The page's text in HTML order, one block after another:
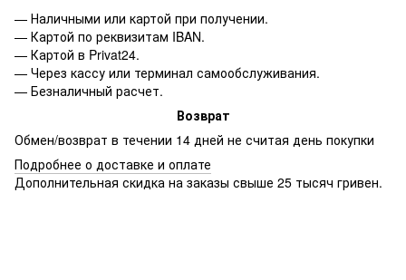
— Наличными или картой при получении.
— Картой по реквизитам IBAN.
— Картой в Privat24.
— Через кассу или терминал самообслуживания.
— Безналичный расчет.
Возврат
Обмен/возврат в течении 14 дней не считая день покупки
Подробнее о доставке и оплате
Дополнительная скидка на заказы свыше 25 тысяч гривен.